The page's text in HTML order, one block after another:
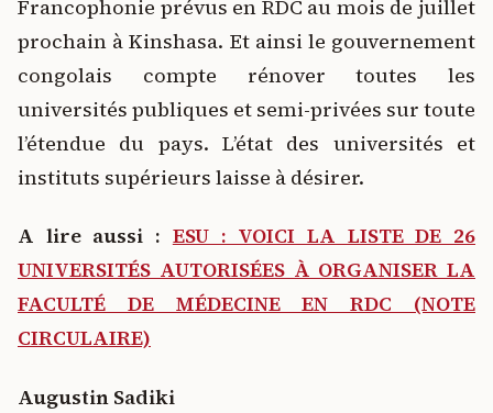
Francophonie prévus en RDC au mois de juillet
prochain à Kinshasa. Et ainsi le gouvernement
congolais compte rénover toutes les
universités publiques et semi-privées sur toute
l’étendue du pays. L’état des universités et
instituts supérieurs laisse à désirer.
A lire aussi : ESU : VOICI LA LISTE DE 26
UNIVERSITÉS AUTORISÉES À ORGANISER LA
FACULTÉ DE MÉDECINE EN RDC (NOTE
CIRCULAIRE)
Augustin Sadiki